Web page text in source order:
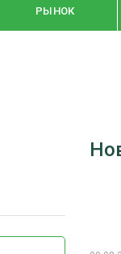
РЫНОК
WOODEX-2021
СУШКА